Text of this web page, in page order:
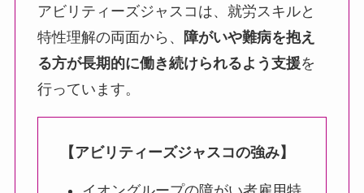
アビリティーズジャスコは、就労スキルと
特性理解の両面から、
障がいや難病を抱え
る方が長期的に働き続けられるよう支援を
行っています。
【アビリティーズジャスコの強み】